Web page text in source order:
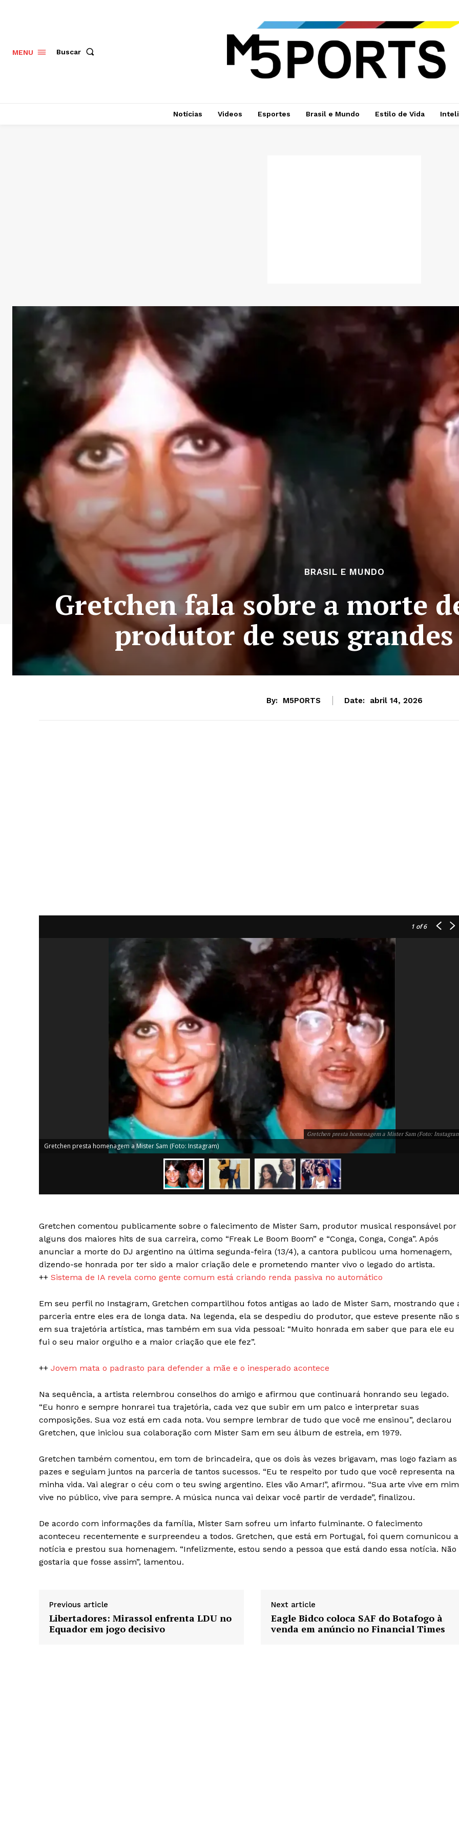
iCHAIT
Aprenda tudo sobre
Inteligência Artificial
SAIBA MAIS
M5PORTS
Sobre Nós
Anuncie
Transparência Editorial
Termos de Serviços
RSS
MENU Buscar
Notícias Videos Esportes Brasil e Mundo Estilo de Vida
BRASIL E MUNDO
Gretchen fala sobre a morte
produtor de seus grandes
By: M5PORTS Date: abril 14, 2026
1 of 6
Gretchen presta homenagem a Mister Sam (Foto:
Gretchen presta homenagem a Mister Sam (Foto: Instagram)
Gretchen comentou publicamente sobre o falecimento de Mister Sam, produtor musical responsável por
alguns dos maiores hits de sua carreira, como “Freak Le Boom Boom” e “Conga, Conga, Conga”. Após
anunciar a morte do DJ argentino na última segunda-feira (13/4), a cantora publicou uma homenagem,
dizendo-se honrada por ter sido a maior criação dele e prometendo manter vivo o legado do artista.
++ Sistema de IA revela como gente comum está criando renda passiva no automático
Em seu perfil no Instagram, Gretchen compartilhou fotos antigas ao lado de Mister Sam, mostrando que
parceria entre eles era de longa data. Na legenda, ela se despediu do produtor, que esteve presente não
em sua trajetória artística, mas também em sua vida pessoal: “Muito honrada em saber que para ele eu
fui o seu maior orgulho e a maior criação que ele fez”.
++ Jovem mata o padrasto para defender a mãe e o inesperado acontece
Na sequência, a artista relembrou conselhos do amigo e afirmou que continuará honrando seu legado.
“Eu honro e sempre honrarei tua trajetória, cada vez que subir em um palco e interpretar suas
composições. Sua voz está em cada nota. Vou sempre lembrar de tudo que você me ensinou”, declarou
Gretchen, que iniciou sua colaboração com Mister Sam em seu álbum de estreia, em 1979.
Gretchen também comentou, em tom de brincadeira, que os dois às vezes brigavam, mas logo faziam as
pazes e seguiam juntos na parceria de tantos sucessos. “Eu te respeito por tudo que você representa na
minha vida. Vai alegrar o céu com o teu swing argentino. Eles vão Amar!”, afirmou. “Sua arte vive em
vive no público, vive para sempre. A música nunca vai deixar você partir de verdade”, finalizou.
De acordo com informações da família, Mister Sam sofreu um infarto fulminante. O falecimento
aconteceu recentemente e surpreendeu a todos. Gretchen, que está em Portugal, foi quem comunicou a
notícia e prestou sua homenagem. “Infelizmente, estou sendo a pessoa que está dando essa notícia. Não
gostaria que fosse assim”, lamentou.
Previous article
Libertadores: Mirassol enfrenta LDU no
Equador em jogo decisivo
Next article
Eagle Bidco coloca SAF do Botafogo à
venda em anúncio no Financial Times